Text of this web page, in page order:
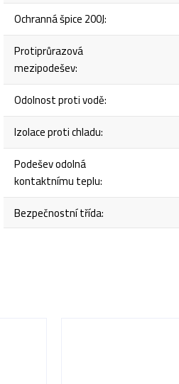
Ochranná špice 200J:
Protiprůrazová
mezipodešev:
Odolnost proti vodě:
Izolace proti chladu:
Podešev odolná
kontaktnímu teplu:
Bezpečnostní třída: